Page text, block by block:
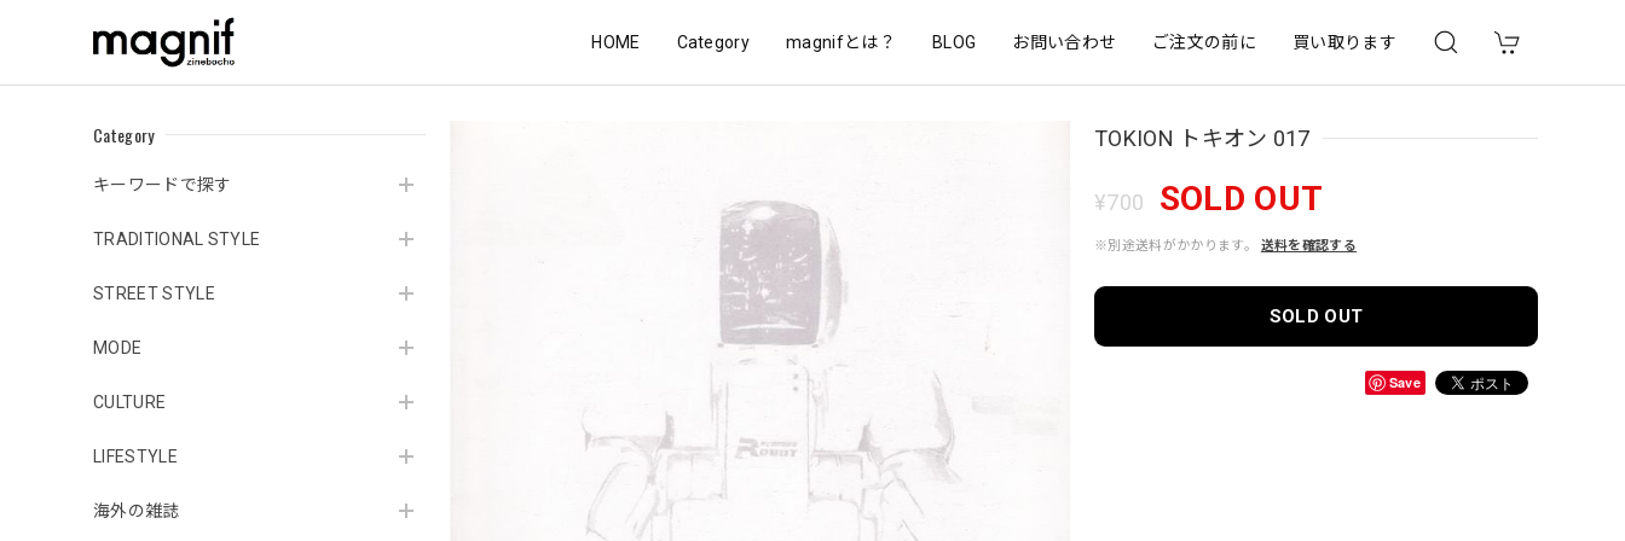
HOME Category magnifとは？ BLOG お問い合わせ ご注文の前に 買い取ります
Category
キーワードで探す
TRADITIONAL STYLE
STREET STYLE
MODE
CULTURE
LIFESTYLE
海外の雑誌
TOKION トキオン 017
¥700 SOLD OUT
※別途送料がかかります。 送料を確認する
SOLD OUT
Save